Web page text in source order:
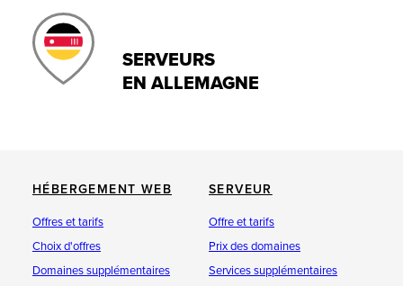
SERVEURS
EN ALLEMAGNE
HÉBERGEMENT WEB
Offres et tarifs
Choix d'offres
Domaines supplémentaires
SERVEUR
Offre et tarifs
Prix des domaines
Services supplémentaires